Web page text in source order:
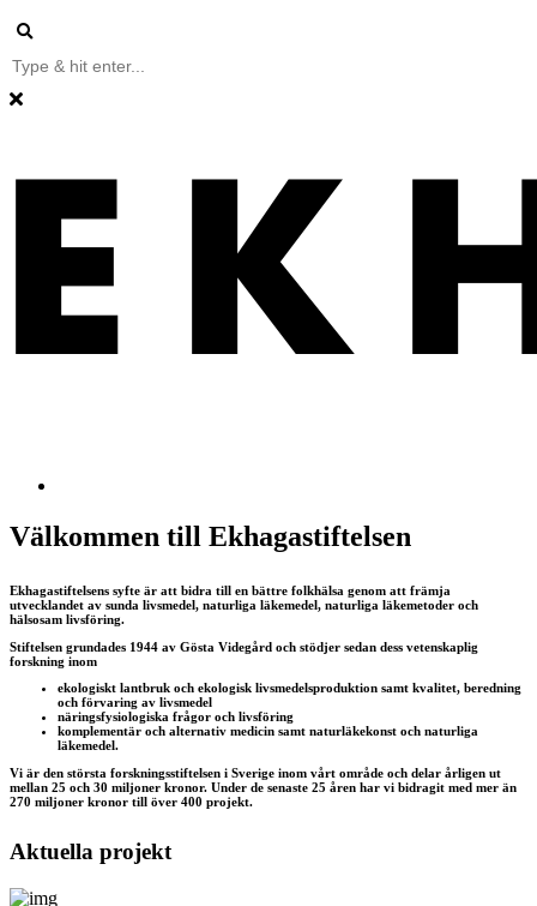
Välkommen till Ekhagastiftelsen
Ekhagastiftelsens syfte är att bidra till en bättre folkhälsa genom att främja
utvecklandet av sunda livsmedel, naturliga läkemedel, naturliga läkemetoder och
hälsosam livsföring.
Stiftelsen grundades 1944 av Gösta Videgård och stödjer sedan dess vetenskaplig
forskning inom
ekologiskt lantbruk och ekologisk livsmedelsproduktion samt kvalitet, beredning
och förvaring av livsmedel
näringsfysiologiska frågor och livsföring
komplementär och alternativ medicin samt naturläkekonst och naturliga
läkemedel.
Vi är den största forskningsstiftelsen i Sverige inom vårt område och delar årligen ut
mellan 25 och 30 miljoner kronor. Under de senaste 25 åren har vi bidragit med mer än
270 miljoner kronor till över 400 projekt.
Aktuella projekt